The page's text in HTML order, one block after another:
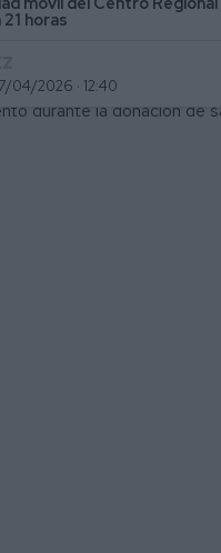
21 horas
04/2026 · 12:40